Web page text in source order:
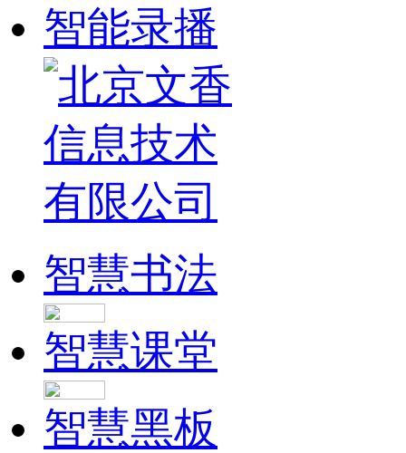
智能录播
智慧书法
智慧课堂
智慧黑板